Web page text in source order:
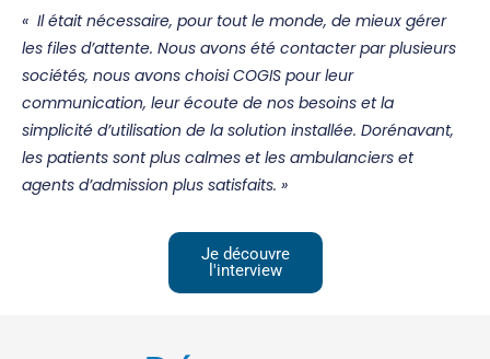
« Ilétaitnécessaire, pour tout le monde, de mieux gérer
les files d’attente. Nous avons été contacter par plusieurs
sociétés, nous avons choisi COGIS pour leur
communication, leurécoute de nos besoins et la
simplicité d’utilisation de la solution installée. Dorénavant,
les patients sont plus calmes et les ambulanciers et
agents d’admission plus satisfaits. »
Je découvre
l'interview